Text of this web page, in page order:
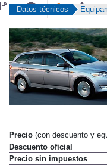
Datos técnicos
Precio (con descuento y
Descuento oficial
Precio sin impuestos